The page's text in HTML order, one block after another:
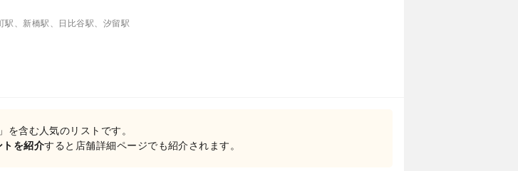
駅、新橋駅、日比谷駅、汐留駅
を含む人気のリストです。
トを紹介すると店舗詳細ページでも紹介されます。